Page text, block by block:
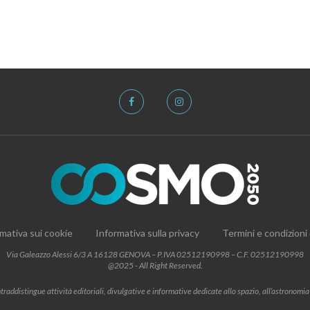
sui cookie Informativa sulla privacy Termini e condizioni
Via Galeazzo Alessi 6/3 A 16128 GENOVA – P.IVA 02512190998 – C.F. 02512190998
@2025 - All Right Reserved.
attività editoriali, divulgative e informative dedicate allo spazio,